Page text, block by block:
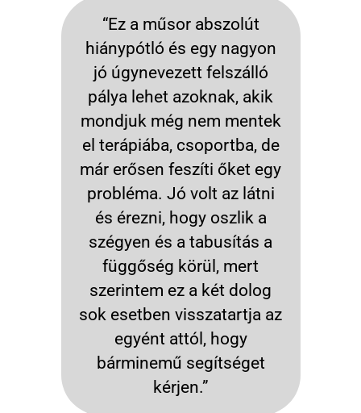
“Ez a műsor abszolút
hiánypótló és egy nagyon
jó úgynevezett felszálló
pálya lehet azoknak, akik
mondjuk még nem mentek
el terápiába, csoportba, de
már erősen feszíti őket egy
probléma. Jó volt az látni
és érezni, hogy oszlik a
szégyen és a tabusítás a
függőség körül, mert
szerintem ez a két dolog
sok esetben visszatartja az
egyént attól, hogy
bárminemű segítséget
kérjen.”